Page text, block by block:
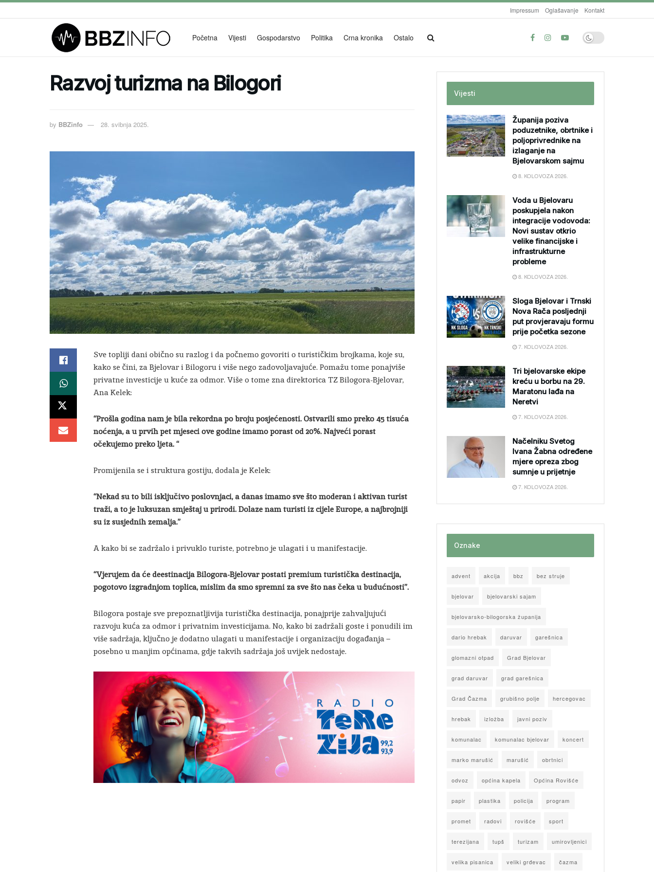
Impressum Oglašavanje Kontakt
Početna Vijesti Gospodarstvo Politika Crna kronika Ostalo
Razvoj turizma na Bilogori
by BBZinfo 28. svibnja 2025.
Sve topliji dani obično su razlog i da počnemo govoriti o turističkim brojkama, koje su,
kako se čini, za Bjelovar i Bilogoru i više nego zadovoljavajuće. Pomažu tome ponajviše
privatne investicije u kuće za odmor. Više o tome zna direktorica TZ Bilogora-Bjelovar,
Ana Kelek:
“Prošla godina nam je bila rekordna po broju posjećenosti. Ostvarili smo preko 45 tisuća
noćenja, a u prvih pet mjeseci ove godine imamo porast od 20%. Najveći porast
očekujemo preko ljeta. “
Promijenila se i struktura gostiju, dodala je Kelek:
“Nekad su to bili isključivo poslovnjaci, a danas imamo sve što moderan i aktivan turist
traži, a to je luksuzan smještaj u prirodi. Dolaze nam turisti iz cijele Europe, a najbrojniji
su iz susjednih zemalja.”
A kako bi se zadržalo i privuklo turiste, potrebno je ulagati i u manifestacije.
“Vjerujem da će deestinacija Bilogora-Bjelovar postati premium turistička destinacija,
pogotovo izgradnjom toplica, mislim da smo spremni za sve što nas čeka u budućnosti”.
Bilogora postaje sve prepoznatljivija turistička destinacija, ponajprije zahvaljujući
razvoju kuća za odmor i privatnim investicijama. No, kako bi zadržali goste i ponudili im
više sadržaja, ključno je dodatno ulagati u manifestacije i organizaciju događanja –
posebno u manjim općinama, gdje takvih sadržaja još uvijek nedostaje.
Vijesti
Županija poziva
poduzetnike, obrtnike i
poljoprivrednike na
izlaganje na
Bjelovarskom sajmu
8. KOLOVOZA 2026.
Voda u Bjelovaru
poskupjela nakon
integracije vodovoda:
Novi sustav otkrio
velike financijske i
infrastrukturne
probleme
8. KOLOVOZA 2026.
Sloga Bjelovar i Trnski
Nova Rača posljednji
put provjeravaju formu
prije početka sezone
7. KOLOVOZA 2026.
Tri bjelovarske ekipe
kreću u borbu na 29.
Maratonu lađa na
Neretvi
7. KOLOVOZA 2026.
Načelniku Svetog
Ivana Žabna određene
mjere opreza zbog
sumnje u prijetnje
7. KOLOVOZA 2026.
Oznake
advent akcija bbz bez struje
bjelovar bjelovarski sajam
bjelovarsko-bilogorska županija
dario hrebak daruvar garešnica
glomazni otpad Grad Bjelovar
grad daruvar grad garešnica
Grad Čazma grubišno polje hercegovac
hrebak izložba javni poziv
komunalac komunalac bjelovar koncert
marko marušić marušić obrtnici
odvoz općina kapela Općina Rovišće
papir plastika policija program
promet radovi rovišće sport
terezijana tupš turizam umirovljenici
velika pisanica veliki grđevac čazma